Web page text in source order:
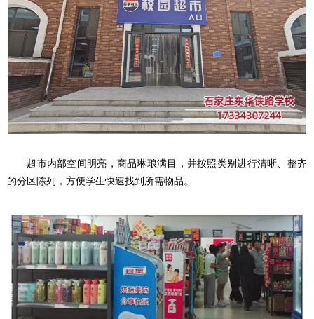
超市内部空间明亮，商品琳琅满目，并按照类别进行清晰、整齐
的分区陈列，方便学生快速找到所需物品。